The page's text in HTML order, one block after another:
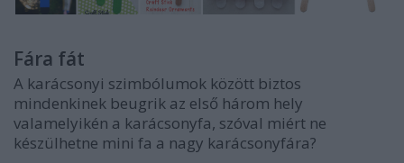
Fára fát
A karácsonyi szimbólumok között biztos
mindenkinek beugrik az első három hely
valamelyikén a karácsonyfa, szóval miért ne
készülhetne mini fa a nagy karácsonyfára?